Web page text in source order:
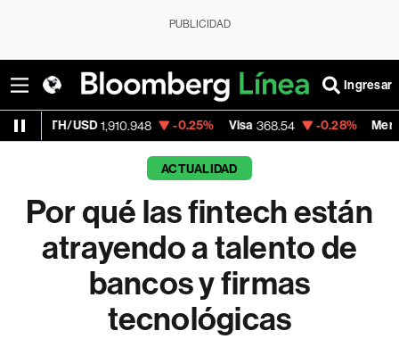
PUBLICIDAD
Ingresar
1,910.948 -0.25% Visa 368.54 -0.28% MercadoLibre
ACTUALIDAD
Por qué las fintech están
atrayendo a talento de
bancos y firmas
tecnológicas